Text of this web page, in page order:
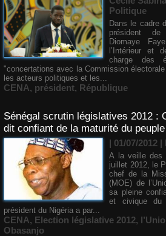
Politique
Dans le cadre
président
Diomaye
l’Intérieur et
charge des
"concertations avec la Commission
les acteurs politiques et les...
CENA, président, République
Sénégal scrutin législatives 2012 :
dit confiant de la maturité du peuple
| 01/07/2012 |
A la veille des
juillet 2012, le
chef de la
(MOE) de
sa pleine
et civique du
président du Nigéria a par...
CENA, Election législative 2012,
Obasanjo